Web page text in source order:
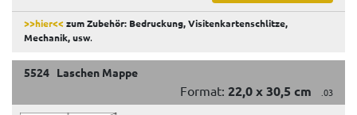
>>hier<<zum Zubehör: Bedruckung, Visitenkartenschlitze,
Mechanik, usw.
5524 Laschen Mappe
Format: 22,0 x 30,5 cm .03